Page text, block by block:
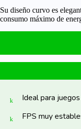
Su diseño curvo es
consumo máximo de
Ideal para
FPS muy